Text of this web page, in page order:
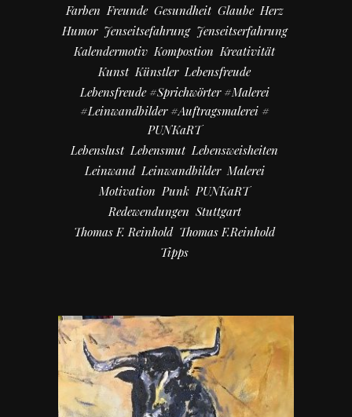
Farben Freunde Gesundheit Glaube Herz
Humor Jenseitsefahrung Jenseitserfahrung
Kalendermotiv Kompostion Kreativität
Kunst Künstler Lebensfreude
Lebensfreude #Sprichwörter #Malerei
#Leinwandbilder #Auftragsmalerei #
PUNKaRT
Lebenslust Lebensmut Lebensweisheiten
Leinwand Leinwandbilder Malerei
Motivation Punk PUNKaRT
Redewendungen Stuttgart
Thomas F. Reinhold Thomas F.Reinhold
Tipps